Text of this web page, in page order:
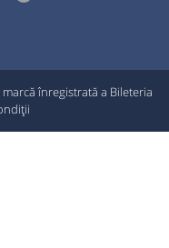
înregistrată a Bileteria